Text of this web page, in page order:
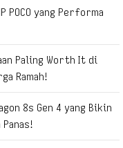
POCO yang Performa
Paling Worth It di
Ramah!
8s Gen 4 yang Bikin